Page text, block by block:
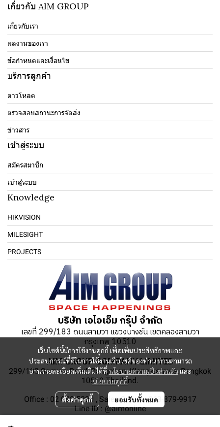
เว็บไซต์นี้มีการใช้งานคุกกี้ เพื่อเพิ่มประสิทธิภาพและ
ประสบการณ์ที่ดีในการใช้งานเว็บไซต์ของท่าน ท่านสามารถ
อ่านรายละเอียดเพิ่มเติมได้ที่นโยบายความเป็นส่วนตัวและ
นโยบายคุกกี้
ตั้งค่าคุกกี้ ยอมรับทั้งหมด
เกี่ยวกับ AIM GROUP
เกี่ยวกับเรา
ผลงานของเรา
ข้อกำหนดและเงื่อนไข
บริการลูกค้า
ดาวโหลด
ตรวจสอบสถานะการจัดส่ง
ข่าวสาร
เข้าสู่ระบบ
สมัครสมาชิก
เข้าสู่ระบบ
Knowledge
HIKVISION
MILESIGHT
PROJECTS
บริษัท เอไอเอ็ม กรุ๊ป จำกัด
เลขที่ 299/183 ถนนสามวา แขวงบางชัน เขตคลองสามวา
กรุงเทพ 10510
AIM GROUP COMPANY LIMITED
299/183 Samwa Road, Bangchan, Klong-samwa, Bangkok
10510 Thailand.
Office : 02 088 5290 , Sales Online : 063-879-9917
Line ID : @aimonline